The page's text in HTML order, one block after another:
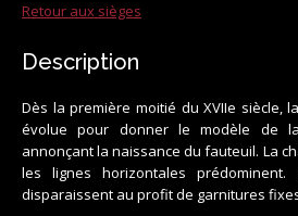
Retour aux sièges
Description
Dès la première moitié du XVIIe siècle,
évolue pour donner le modèle de
annonçant la naissance du fauteuil. La
les lignes horizontales
disparaissent au profit de garnitures